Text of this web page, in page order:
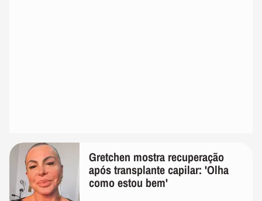
Gretchen mostra recuperação
após transplante capilar: 'Olha
como estou bem'